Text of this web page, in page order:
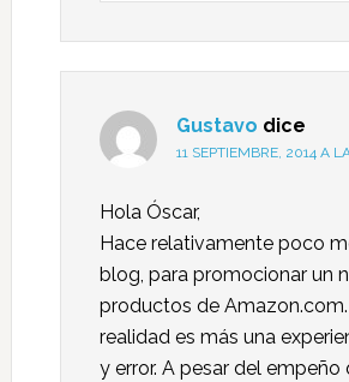
Gustavo dice
11 SEPTIEMBRE, 2014 A
Hola Óscar,
Hace relativamente poco
blog, para promocionar un
productos de Amazon.com.
realidad es más una
y error. A pesar del empeño